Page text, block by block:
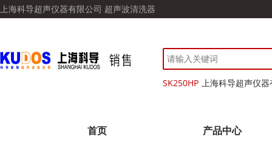
上海科导超声仪器有限公司 超声波清洗器
SK250HP 上海科导超声仪
首页 产品中心